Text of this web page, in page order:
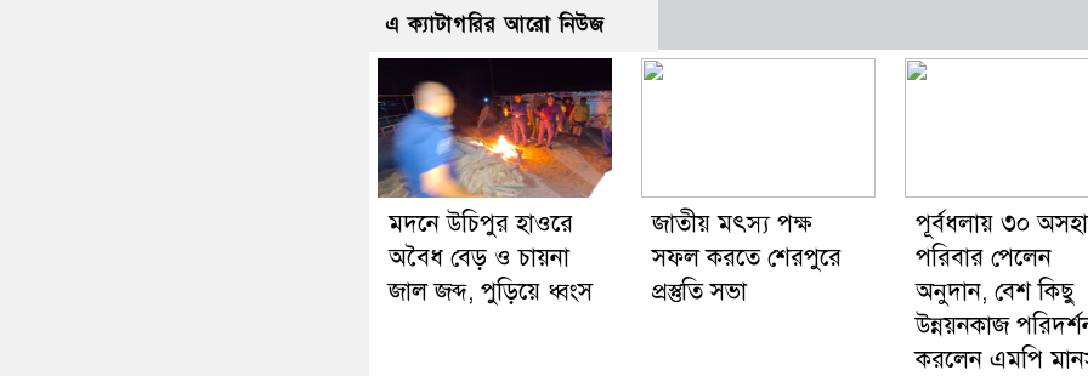
এ ক্যাটাগরির আরো নিউজ
মদনে উচিপুর হাওরে
অবৈধ বেড় ও চায়না
জাল জব্দ, পুড়িয়ে ধ্বংস
জাতীয় মৎস্য পক্ষ
সফল করতে শেরপুরে
প্রস্তুতি সভা
পূর্বধলায় ৩০
পরিবার পেলেন
অনুদান, বেশ কিছু
উন্নয়নকাজ
করলেন এমপি